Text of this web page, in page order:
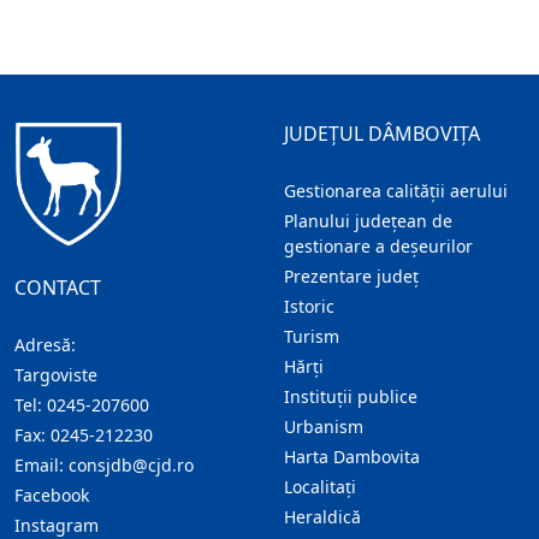
CONTACT
Adresă:
Targoviste
Tel: 0245-207600
Fax: 0245-212230
Email: consjdb@cjd.ro
Facebook
Instagram
JUDEȚUL DÂMBOVIȚA
Gestionarea calității aerului
Planului județean de
gestionare a deșeurilor
Prezentare judeţ
Istoric
Turism
Hărţi
Instituţii publice
Urbanism
Harta Dambovita
Localitaţi
Heraldică